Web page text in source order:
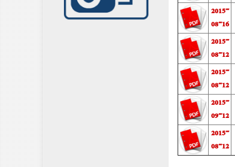
2015-
08-16
2015-
08-12
2015-
08-12
2015-
09-12
2015-
08-12